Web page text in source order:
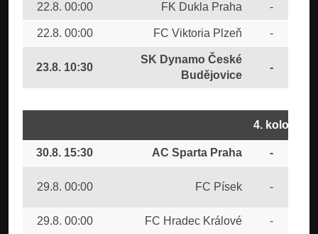
22.8. 00:00 FK Dukla Praha -
22.8. 00:00 FC Viktoria Plzeň -
23.8. 10:30
SK Dynamo České
Budějovice
-
4. kolo
30.8. 15:30 AC Sparta Praha -
29.8. 00:00 FC Písek -
29.8. 00:00 FC Hradec Králové -